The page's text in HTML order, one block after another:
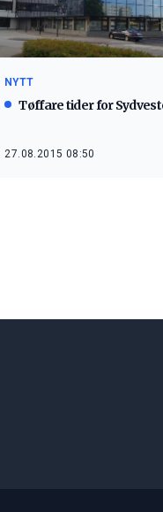
NYTT
Tøffare tider for
27.08.2015 08:50